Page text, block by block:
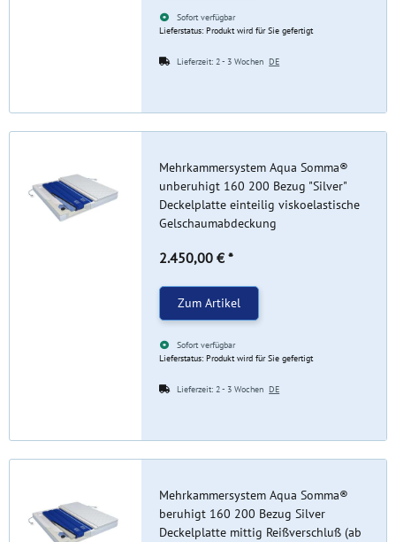
Sofort verfügbar
Lieferstatus: Produkt wird für Sie gefertigt
Lieferzeit:2 - 3 WochenDE
Mehrkammersystem Aqua Somma®
unberuhigt 160 200 Bezug "Silver"
Deckelplatte einteilig viskoelastische
Gelschaumabdeckung
2.450,00 € *
Zum Artikel
Sofort verfügbar
Lieferstatus: Produkt wird für Sie gefertigt
Lieferzeit:2 - 3 WochenDE
Mehrkammersystem Aqua Somma®
beruhigt 160 200 Bezug Silver
Deckelplatte mittig Reißverschluß (ab